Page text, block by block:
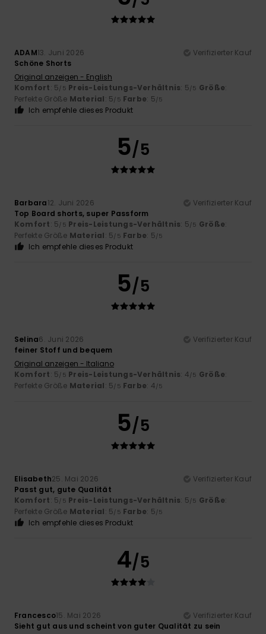
ADAM13. Juni 2026
Verifizierter Kauf
Schöne Shorts
Original anzeigen - English
Komfort: 5/5 Preis-Leistungs-Verhältnis: 5/5 Größe:
Perfekte Größe Material: 5/5 Farbe: 5/5
Ich empfehle dieses Produkt
5/5
Barbara12. Juni 2026
Verifizierter Kauf
Top Board shorts, super Passform
Komfort: 5/5 Preis-Leistungs-Verhältnis: 5/5 Größe:
Perfekte Größe Material: 5/5 Farbe: 5/5
Ich empfehle dieses Produkt
5/5
Selina6. Juni 2026
Verifizierter Kauf
feiner Stoff und bequem
Original anzeigen - Italiano
Komfort: 5/5 Preis-Leistungs-Verhältnis: 4/5 Größe:
Perfekte Größe Material: 5/5 Farbe: 4/5
5/5
Elisabeth25. Mai 2026
Verifizierter Kauf
Passt gut, gute Qualität
Komfort: 5/5 Preis-Leistungs-Verhältnis: 5/5 Größe:
Perfekte Größe Material: 5/5 Farbe: 5/5
Ich empfehle dieses Produkt
4/5
Francesco15. Mai 2026
Verifizierter Kauf
Sieht gut aus und scheint von guter Qualität zu sein